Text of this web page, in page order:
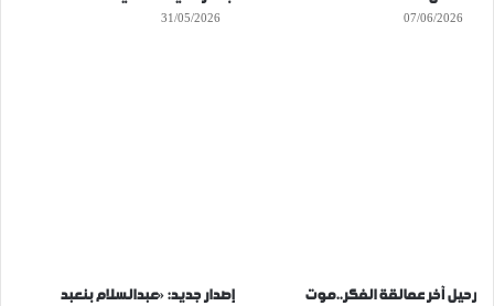
07/06/2026
31/05/2026
رحيل آخر عمالقة الفكر..موت
إصدار جديد: «عبدالسلام بنعبد